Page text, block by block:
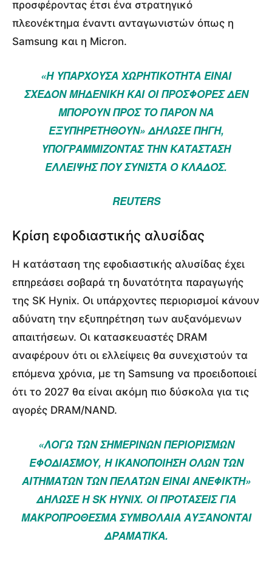
προσφέροντας έτσι ένα στρατηγικό
πλεονέκτημα έναντι ανταγωνιστών όπως η
Samsung και η Micron.
«Η ΥΠΆΡΧΟΥΣΑ ΧΩΡΗΤΙΚΌΤΗΤΑ ΕΊΝΑΙ
ΣΧΕΔΌΝ ΜΗΔΕΝΙΚΉ ΚΑΙ ΟΙ ΠΡΟΣΦΟΡΈΣ ΔΕΝ
ΜΠΟΡΟΎΝ ΠΡΟΣ ΤΟ ΠΑΡΌΝ ΝΑ
ΕΞΥΠΗΡΕΤΗΘΟΎΝ» ΔΉΛΩΣΕ ΠΗΓΉ,
ΥΠΟΓΡΑΜΜΊΖΟΝΤΑΣ ΤΗΝ ΚΑΤΆΣΤΑΣΗ
ΈΛΛΕΙΨΗΣ ΠΟΥ ΣΥΝΙΣΤΆ Ο ΚΛΆΔΟΣ.
REUTERS
Κρίση εφοδιαστικής αλυσίδας
Η κατάσταση της εφοδιαστικής αλυσίδας έχει
επηρεάσει σοβαρά τη δυνατότητα παραγωγής
της SK Hynix. Οι υπάρχοντες περιορισμοί κάνουν
αδύνατη την εξυπηρέτηση των αυξανόμενων
απαιτήσεων. Οι κατασκευαστές DRAM
αναφέρουν ότι οι ελλείψεις θα συνεχιστούν τα
επόμενα χρόνια, με τη Samsung να προειδοποιεί
ότι το 2027 θα είναι ακόμη πιο δύσκολα για τις
αγορές DRAM/NAND.
«ΛΌΓΩ ΤΩΝ ΣΗΜΕΡΙΝΏΝ ΠΕΡΙΟΡΙΣΜΏΝ
ΕΦΟΔΙΑΣΜΟΎ, Η ΙΚΑΝΟΠΟΊΗΣΗ ΌΛΩΝ ΤΩΝ
ΑΙΤΗΜΆΤΩΝ ΤΩΝ ΠΕΛΑΤΏΝ ΕΊΝΑΙ ΑΝΈΦΙΚΤΗ»
ΔΉΛΩΣΕ Η SK HYNIX. ΟΙ ΠΡΟΤΆΣΕΙΣ ΓΙΑ
ΜΑΚΡΟΠΡΌΘΕΣΜΑ ΣΥΜΒΌΛΑΙΑ ΑΥΞΆΝΟΝΤΑΙ
ΔΡΑΜΑΤΙΚΆ.